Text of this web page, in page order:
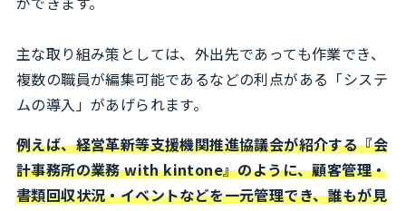
主な取り組み策としては、外出先であっても作業でき、
複数の職員が編集可能であるなどの利点がある「システ
ムの導入」があげられます。
例えば、経営革新等支援機関推進協議会が紹介する『会
計事務所の業務 with kintone』のように、顧客管理・
書類回収状況・イベントなどを一元管理でき、誰もが見